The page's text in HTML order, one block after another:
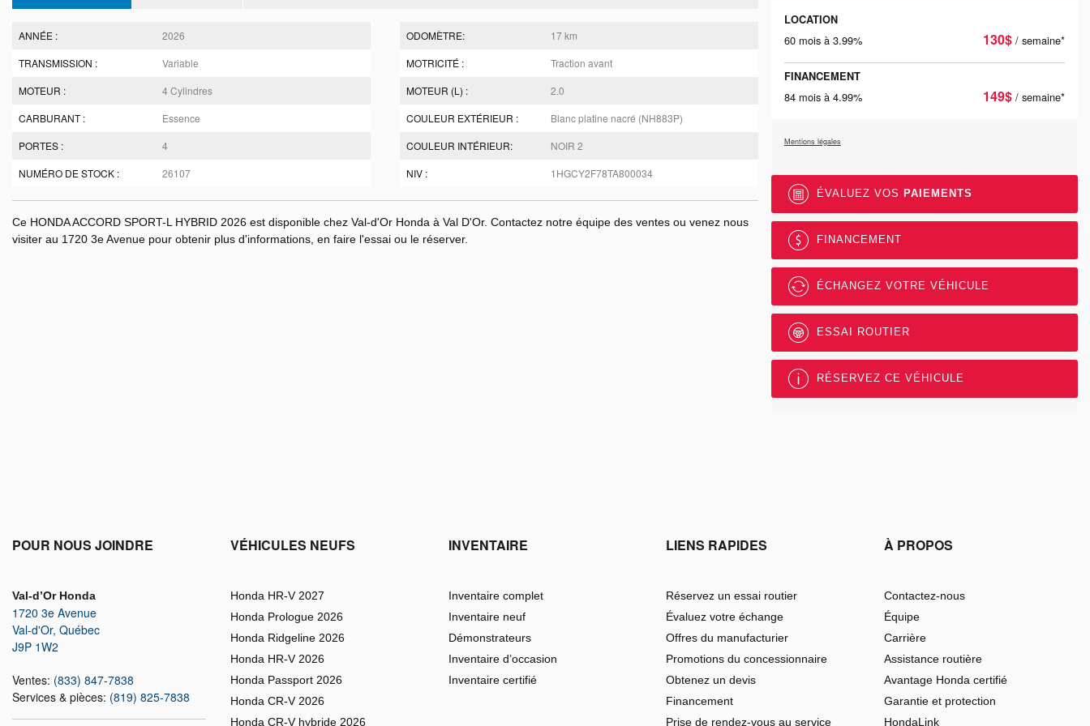
ANNÉE : 2026 ODOMÈTRE:
17 km
TRANSMISSION :
Variable MOTRICITÉ :
Traction avant
MOTEUR :
4 Cylindres MOTEUR (L) :
2.0
CARBURANT :
Essence COULEUR EXTÉRIEUR :
Blanc platine nacré (NH883P)
PORTES :
4 COULEUR INTÉRIEUR:
NOIR 2
NUMÉRO DE STOCK :
26107 NIV : 1HGCY2F78TA800034
Ce HONDA ACCORD SPORT-L HYBRID 2026 est disponible chez Val-d'Or Honda à Val D'Or. Contactez notre équipe des ventes ou venez nous
visiter au 1720 3e Avenue pour obtenir plus d'informations, en faire l'essai ou le réserver.
LOCATION
60 mois à 3.99% 130$ / semaine*
FINANCEMENT
84 mois à 4.99% 149$ / semaine*
Mentions légales
ÉVALUEZ VOS PAIEMENTS
FINANCEMENT
ÉCHANGEZ VOTRE VÉHICULE
ESSAI ROUTIER
RÉSERVEZ CE VÉHICULE
POUR NOUS JOINDRE
Val-d’Or Honda
1720 3e Avenue
Val-d'Or, Québec
J9P 1W2
Ventes: (833) 847-7838
Services & pièces: (819) 825-7838
VÉHICULES NEUFS
Honda HR-V 2027
Honda Prologue 2026
Honda Ridgeline 2026
Honda HR-V 2026
Honda Passport 2026
Honda CR-V 2026
Honda CR-V hybride 2026
INVENTAIRE
Inventaire complet
Inventaire neuf
Démonstrateurs
Inventaire d’occasion
Inventaire certifié
LIENS RAPIDES
Réservez un essai routier
Évaluez votre échange
Offres du manufacturier
Promotions du concessionnaire
Obtenez un devis
Financement
Prise de rendez-vous au service
À PROPOS
Contactez-nous
Équipe
Carrière
Assistance routière
Avantage Honda certifié
Garantie et protection
HondaLink